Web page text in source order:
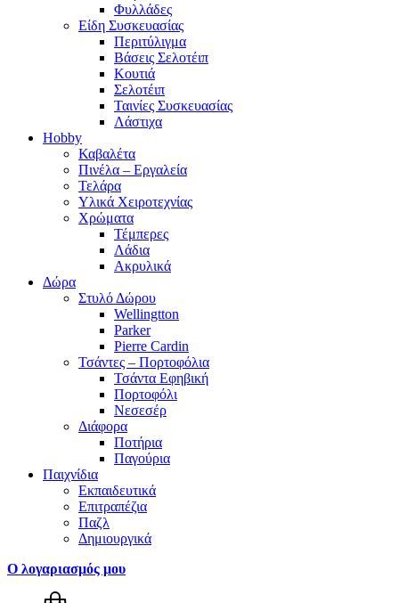
Φυλλάδες
Είδη Συσκευασίας
Περιτύλιγμα
Βάσεις Σελοτέιπ
Κουτιά
Σελοτέιπ
Ταινίες Συσκευασίας
Λάστιχα
Hobby
Καβαλέτα
Πινέλα – Εργαλεία
Τελάρα
Υλικά Χειροτεχνίας
Χρώματα
Τέμπερες
Λάδια
Ακρυλικά
Δώρα
Στυλό Δώρου
Wellingtton
Parker
Pierre Cardin
Τσάντες – Πορτοφόλια
Τσάντα Εφηβική
Πορτοφόλι
Νεσεσέρ
Διάφορα
Ποτήρια
Παγούρια
Παιχνίδια
Εκπαιδευτικά
Επιτραπέζια
Παζλ
Δημιουργικά
Ο λογαριασμός μου